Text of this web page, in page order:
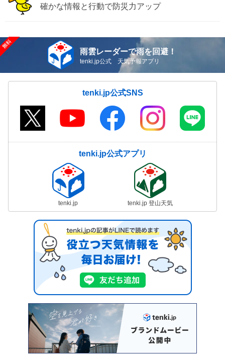
確かな情報と行動で防災力アップ
雨雲レーダーで雨を回避！
tenki.jp公式 天気予報アプリ
tenki.jp公式SNS
tenki.jp公式アプリ
tenki.jp tenki.jp 登山天気